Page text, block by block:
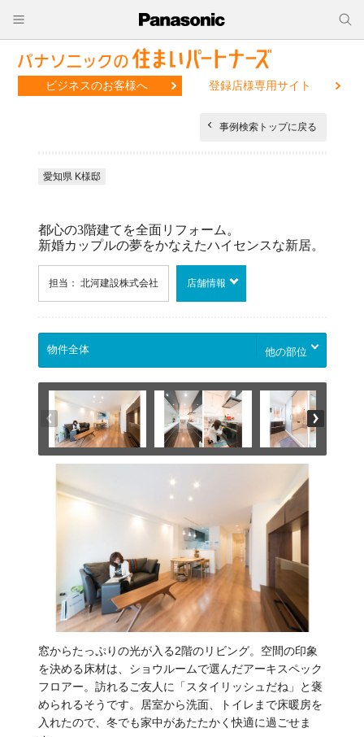
ビジネスのお客様へ 登録店様専用サイト
事例検索トップに戻る
愛知県 K様邸
都心の3階建てを全面リフォーム。
新婚カップルの夢をかなえたハイセンスな新居。
担当： 北河建設株式会社 店舗情報
他の部位
窓からたっぷりの光が入る2階のリビング。空間の印象
を決める床材は、ショウルームで選んだアーキスペック
フロアー。訪れるご友人に「スタイリッシュだね」と褒
められるそうです。居室から洗面、トイレまで床暖房を
入れたので、冬でも家中があたたかく快適に過ごせま